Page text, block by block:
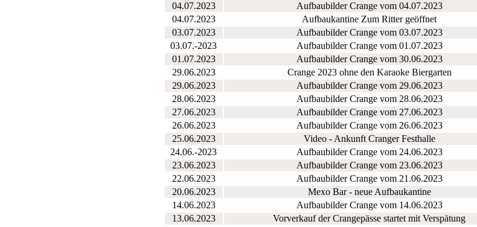
04.07.2023
Aufbaubilder Crange vom 04.07.2023
04.07.2023
Aufbaukantine Zum Ritter geöffnet
03.07.2023
Aufbaubilder Crange vom 03.07.2023
03.07.-2023
Aufbaubilder Crange vom 01.07.2023
01.07.2023
Aufbaubilder Crange vom 30.06.2023
29.06.2023
Crange 2023 ohne den Karaoke Biergarten
29.06.2023
Aufbaubilder Crange vom 29.06.2023
28.06.2023
Aufbaubilder Crange vom 28.06.2023
27.06.2023
Aufbaubilder Crange vom 27.06.2023
26.06.2023
Aufbaubilder Crange vom 26.06.2023
25.06.2023
Video - Ankunft Cranger Festhalle
24.06.-2023
Aufbaubilder Crange vom 24.06.2023
23.06.2023
Aufbaubilder Crange vom 23.06.2023
22.06.2023
Aufbaubilder Crange vom 21.06.2023
20.06.2023
Mexo Bar - neue Aufbaukantine
14.06.2023
Aufbaubilder Crange vom 14.06.2023
13.06.2023
Vorverkauf der Crangepässe startet mit Verspätung